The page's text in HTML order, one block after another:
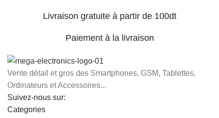
Livraison gratuite à partir de 100dt
Paiement à la livraison
Vente détail et gros des Smartphones, GSM, Tablettes,
Ordinateurs et Accessoires...
Suivez-nous sur:
Categories